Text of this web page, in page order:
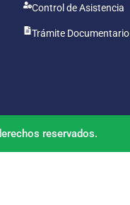
Control de Asistencia
Trámite Documentario
reservados.